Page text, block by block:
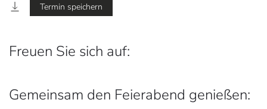
Termin speichern
Freuen Sie sich auf:
Gemeinsam den Feierabend genießen: